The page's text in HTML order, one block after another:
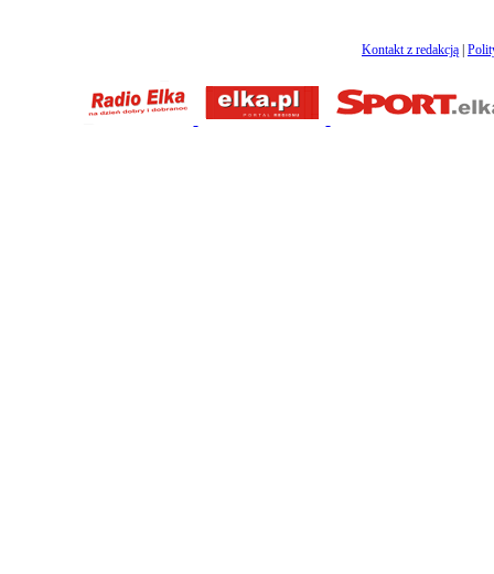
Kontakt z redakcją |